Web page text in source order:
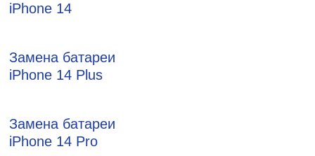
iPhone 14
Замена батареи
iPhone 14 Plus
Замена батареи
iPhone 14 Pro